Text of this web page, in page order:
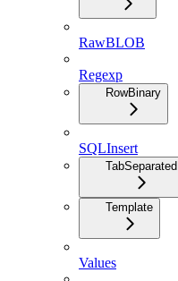
RawBLOB
Regexp
RowBinary
SQLInsert
TabSeparated
Template
Values